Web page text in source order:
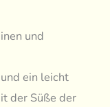
und
ein leicht
der Süße der